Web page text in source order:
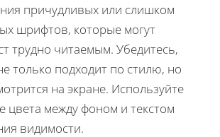
причудливых или слишком
шрифтов, которые могут
трудно читаемым. Убедитесь,
только подходит по стилю, но
на экране. Используйте
цвета между фоном и текстом
видимости.